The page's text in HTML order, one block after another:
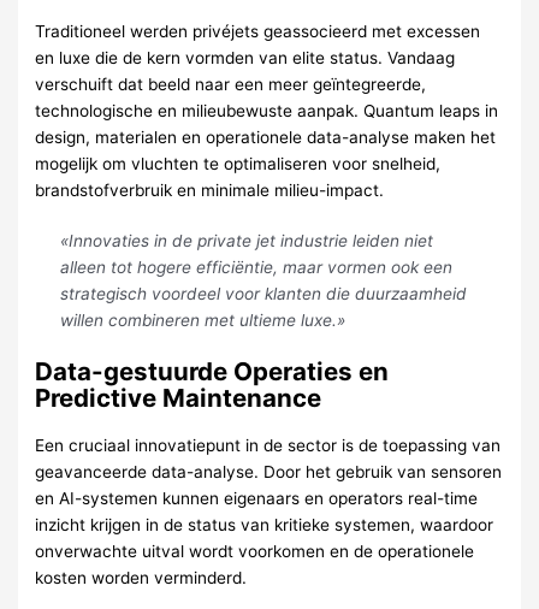
Traditioneel werden privéjets geassocieerd met excessen
en luxe die de kern vormden van elite status. Vandaag
verschuift dat beeld naar een meer geïntegreerde,
technologische en milieubewuste aanpak. Quantum leaps in
design, materialen en operationele data-analyse maken het
mogelijk om vluchten te optimaliseren voor snelheid,
brandstofverbruik en minimale milieu-impact.
«Innovaties in de private jet industrie leiden niet
alleen tot hogere efficiëntie, maar vormen ook een
strategisch voordeel voor klanten die duurzaamheid
willen combineren met ultieme luxe.»
Data-gestuurde Operaties en
Predictive Maintenance
Een cruciaal innovatiepunt in de sector is de toepassing van
geavanceerde data-analyse. Door het gebruik van sensoren
en AI-systemen kunnen eigenaars en operators real-time
inzicht krijgen in de status van kritieke systemen, waardoor
onverwachte uitval wordt voorkomen en de operationele
kosten worden verminderd.